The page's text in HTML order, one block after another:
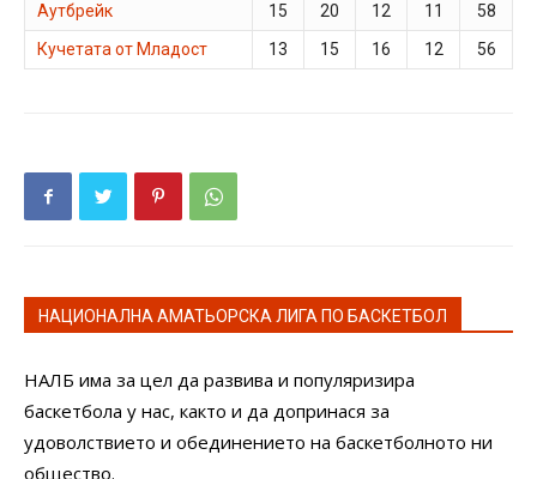
Аутбрейк
15 20 12 11
58
Кучетата от Младост
13 15 16 12 56
НАЦИОНАЛНА АМАТЬОРСКА ЛИГА ПО БАСКЕТБОЛ
НАЛБ има за цел да развива и популяризира
баскетбола у нас, както и да допринася за
удоволствието и обединението на баскетболното ни
общество.